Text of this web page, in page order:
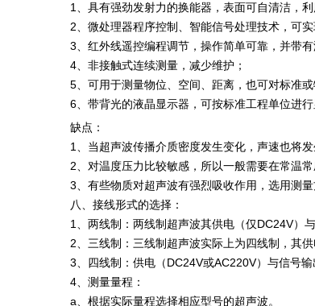
1、具有强劲发射力的换能器，表面可自清洁，
2、微处理器程序控制、智能信号处理技术，可
3、红外线遥控编程调节，操作简单可靠，并带有
4、非接触式连续测量，减少维护；
5、可用于测量物位、空间、距离，也可对标准
6、带背光的液晶显示器，可按标准工程单位进行
缺点：
1、当超声波传播介质密度发生变化，声速也将
2、对温度压力比较敏感，所以一般需要在常温常
3、有些物质对超声波有强烈吸收作用，选用测
八、接线形式的选择：
1、两线制：两线制超声波其供电（仅DC24V）
2、三线制：三线制超声波实际上为四线制，其
3、四线制：供电（DC24V或AC220V）与信号
4、测量量程：
a、根据实际量程选择相应型号的超声波。